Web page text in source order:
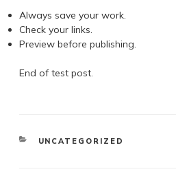
Always save your work.
Check your links.
Preview before publishing.
End of test post.
UNCATEGORIZED